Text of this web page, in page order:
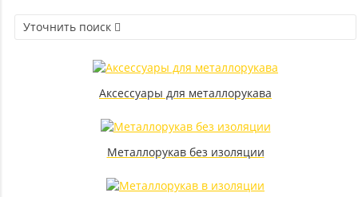
Уточнить поиск
Аксессуары для металлорукава
Металлорукав без изоляции